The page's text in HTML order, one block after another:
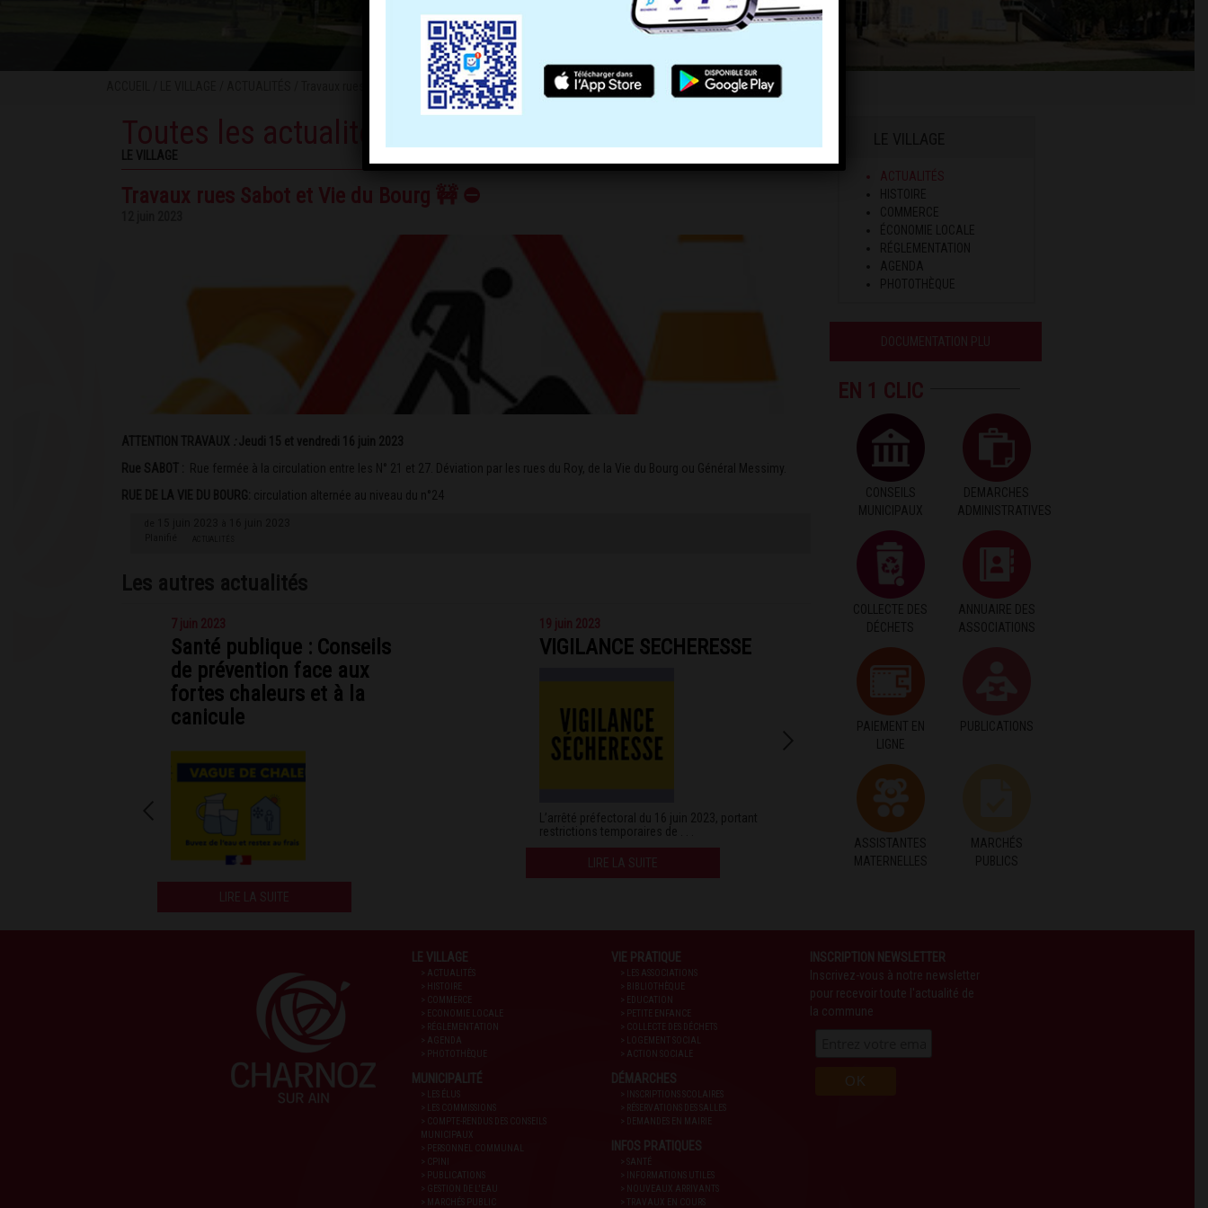
/ Travaux rues Sabot et Vie du Bourg 🚧 ⛔
Toutes les actualités
LE VILLAGE
Travaux rues Sabot et Vie du Bourg 🚧 ⛔
ATTENTION TRAVAUX
Jeudi 15 et vendredi 16 juin 2023
Rue SABOT :
Rue fermée à la circulation entre les N° 21 et 27. Déviation par les rues du Roy, de la Vie du Bourg ou Général Messimy.
RUE DE LA VIE DU BOURG: circulation alternée au niveau du n°24
Les autres actualités
7 juin 2023
Santé publique : Conseils
de prévention face aux
fortes chaleurs et à la
canicule
LIRE LA SUITE
19 juin 2023
VIGILANCE SECHERESSE
L’arrêté préfectoral du 16 juin 2023, portant
restrictions temporaires de . . .
LIRE LA SUITE
ACTUALITÉS
HISTOIRE
COMMERCE
ÉCONOMIE LOCALE
RÉGLEMENTATION
AGENDA
PHOTOTHÈQUE
DOCUMENTATION PLU
EN 1 CLIC
CONSEILS
MUNICIPAUX
DEMARCHES
ADMINISTRATIVES
COLLECTE DES
DÉCHETS
ANNUAIRE DES
ASSOCIATIONS
PAIEMENT EN
LIGNE
PUBLICATIONS
ASSISTANTES
MATERNELLES
MARCHÉS
PUBLICS
LE VILLAGE
> ACTUALITÉS
> HISTOIRE
> COMMERCE
> ECONOMIE LOCALE
> RÉGLEMENTATION
> AGENDA
MUNICIPALITÉ
> COMPTE-RENDUS DES CONSEILS
MUNICIPAUX
> PERSONNEL COMMUNAL
> CPINI
> PUBLICATIONS
> GESTION DE L'EAU
> MARCHÉS PUBLIC
VIE PRATIQUE
> LES ASSOCIATIONS
> BIBLIOTHÈQUE
> EDUCATION
> PETITE ENFANCE
> LOGEMENT SOCIAL
> ACTION SOCIALE
DÉMARCHES
> INSCRIPTIONS SCOLAIRES
> RÉSERVATIONS DES SALLES
> DEMANDES EN MAIRIE
INFOS PRATIQUES
> SANTÉ
> INFORMATIONS UTILES
> NOUVEAUX ARRIVANTS
> TRAVAUX EN COURS
INSCRIPTION NEWSLETTER
Inscrivez-vous à notre newsletter
pour recevoir toute l'actualité de
la commune